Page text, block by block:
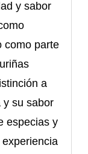
y sabor
como parte
a
y su sabor
especias y